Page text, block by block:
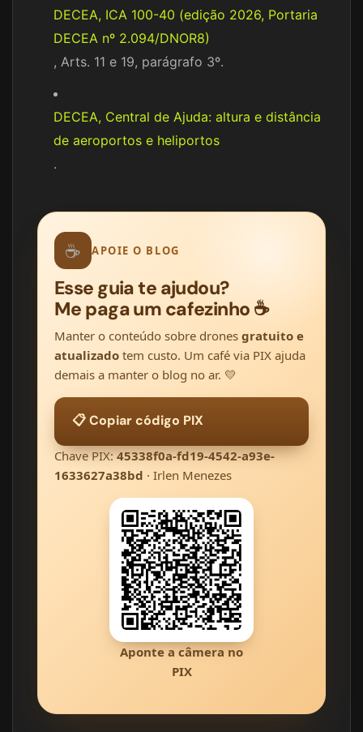
DECEA, ICA 100-40 (edição 2026, Portaria
DECEA nº 2.094/DNOR8)
, Arts. 11 e 19, parágrafo 3º.
DECEA, Central de Ajuda: altura e distância
de aeroportos e heliportos
.
☕ APOIE O BLOG
Esse guia te ajudou?
Me paga um cafezinho ☕
Manter o conteúdo sobre drones gratuito e
atualizado tem custo. Um café via PIX ajuda
demais a manter o blog no ar. 💛
📋 Copiar código PIX
Chave PIX:45338f0a-fd19-4542-a93e-
1633627a38bd · Irlen Menezes
Aponte a câmera no
PIX